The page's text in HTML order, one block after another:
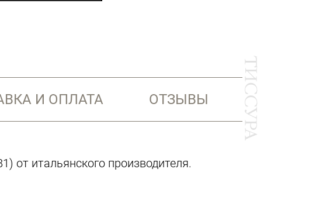
И ОПЛАТА ОТЗЫВЫ
от итальянского производителя.